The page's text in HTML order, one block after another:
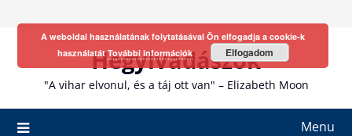
Hegyivadászok
"A vihar elvonul, és a táj ott van" – Elizabeth Moon
Menu
A weboldal használatának folytatásával Ön elfogadja a cookie-k
használatátTovábbi információk Elfogadom